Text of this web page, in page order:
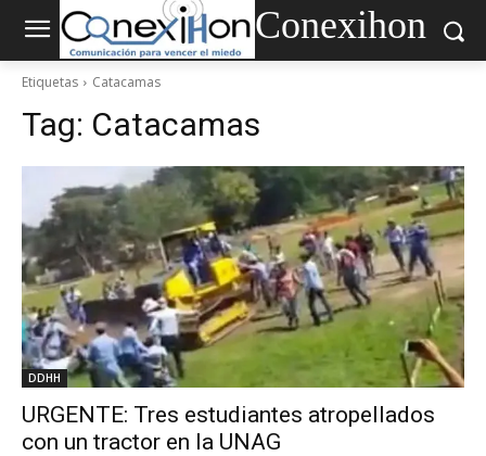
Conexihon
Etiquetas Catacamas
Tag: Catacamas
DDHH
URGENTE: Tres estudiantes atropellados
con un tractor en la UNAG